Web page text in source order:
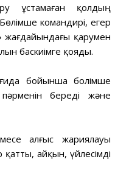
ұстамаған қолдың
командирі, егер
жағдайындағы қарумен
баскиімге қояды.
бойынша болімше
береді және
алғыс жариялауы
айқын, үйлесімді